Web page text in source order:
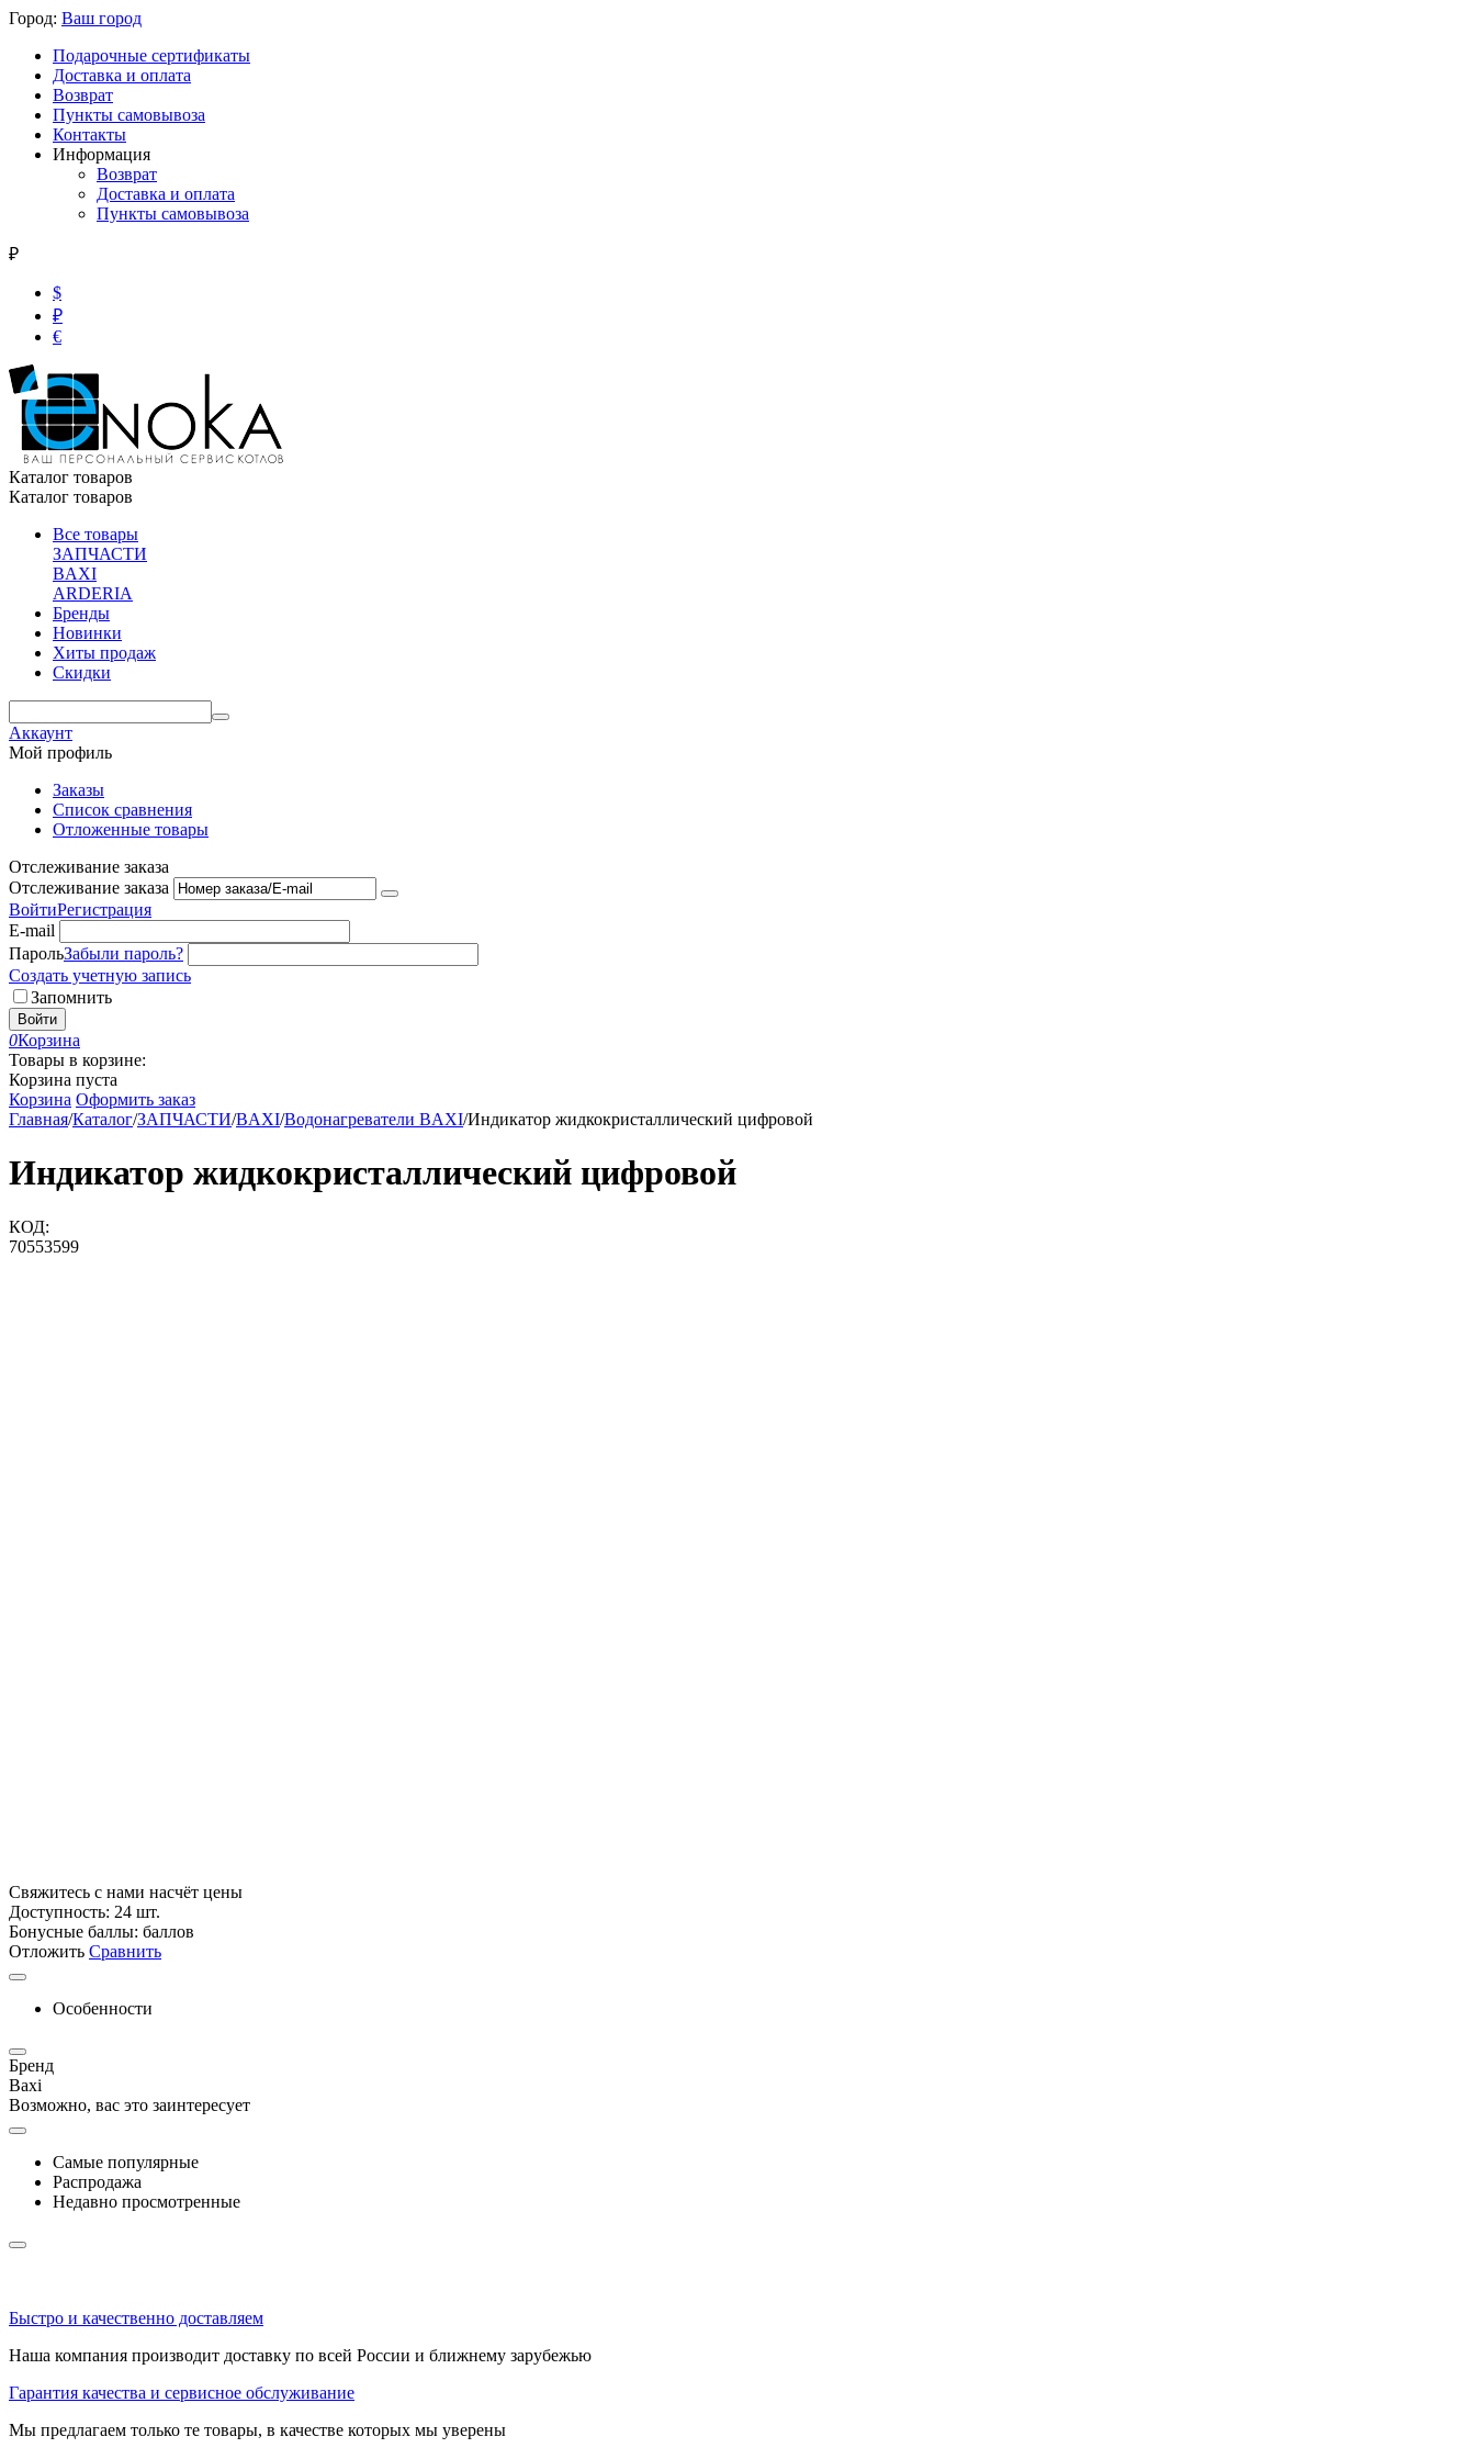
Город: Ваш город
Подарочные сертификаты
Доставка и оплата
Возврат
Пункты самовывоза
Контакты
Информация
Возврат
Доставка и оплата
Пункты самовывоза
₽
$
₽
€
Каталог товаров
Каталог товаров
Все товары
ЗАПЧАСТИ
BAXI
ARDERIA
Бренды
Новинки
Хиты продаж
Скидки
Аккаунт
Мой профиль
Заказы
Список сравнения
Отложенные товары
Отслеживание заказа
Отслеживание заказа
ВойтиРегистрация
E-mail
ПарольЗабыли пароль?
Создать учетную запись
Запомнить
Войти
0Корзина
Товары в корзине:
Корзина пуста
Корзина Оформить заказ
Главная/Каталог/ЗАПЧАСТИ/BAXI/Водонагреватели BAXI/Индикатор жидкокристаллический цифровой
Индикатор жидкокристаллический цифровой
КОД:
70553599
Свяжитесь с нами насчёт цены
Доступность: 24 шт.
Бонусные баллы: баллов
Отложить Сравнить
Особенности
Бренд
Baxi
Возможно, вас это заинтересует
Самые популярные
Распродажа
Недавно просмотренные
Быстро и качественно доставляем
Наша компания производит доставку по всей России и ближнему зарубежью
Гарантия качества и сервисное обслуживание
Мы предлагаем только те товары, в качестве которых мы уверены